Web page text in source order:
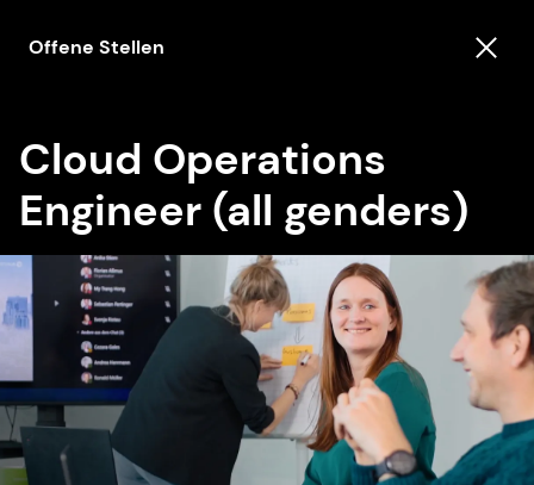
Offene Stellen
Cloud Operations
Engineer (all genders)